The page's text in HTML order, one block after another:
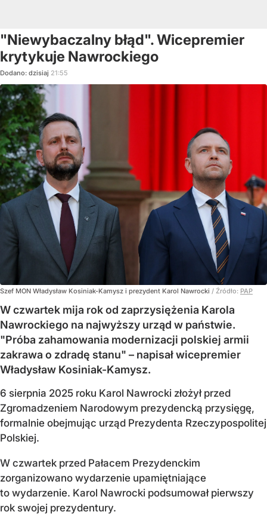
"Niewybaczalny błąd". Wicepremier
krytykuje Nawrockiego
Dodano: dzisiaj 21:55
Szef MON Władysław Kosiniak-Kamysz i prezydent Karol Nawrocki / Źródło: PAP
W czwartek mija rok od zaprzysiężenia Karola
Nawrockiego na najwyższy urząd w państwie.
"Próba zahamowania modernizacji polskiej armii
zakrawa o zdradę stanu" – napisał wicepremier
Władysław Kosiniak-Kamysz.
6 sierpnia 2025 roku Karol Nawrocki złożył przed
Zgromadzeniem Narodowym prezydencką przysięgę,
formalnie obejmując urząd Prezydenta Rzeczypospolitej
Polskiej.
W czwartek przed Pałacem Prezydenckim
zorganizowano wydarzenie upamiętniające
to wydarzenie. Karol Nawrocki podsumował pierwszy
rok swojej prezydentury.